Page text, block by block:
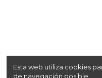
Copyright© 2024
Esta web utiliza cookies
de navegación posible.